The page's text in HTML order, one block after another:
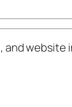
and